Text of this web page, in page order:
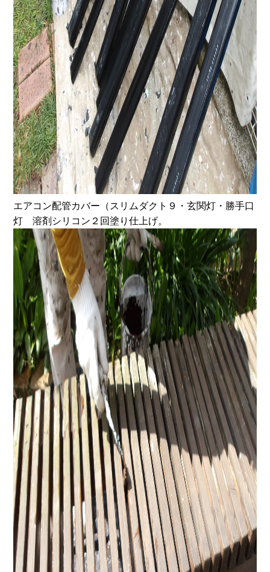
エアコン配管カバー（スリムダクト９・玄関灯・勝手口
灯 溶剤シリコン２回塗り仕上げ。